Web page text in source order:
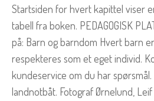
Startsiden for hvert kapittel viser
tabell fra boken. PEDAGOGISK
på: Barn og barndom Hvert barn
respekteres som et eget individ.
kundeservice om du har
landnotbåt. Fotograf Ørnelund, Leif